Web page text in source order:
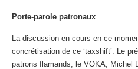
Porte-parole patronaux
La discussion en cours en ce
concrétisation de ce ‘taxshift’. Le
patrons flamands, le VOKA, Michel